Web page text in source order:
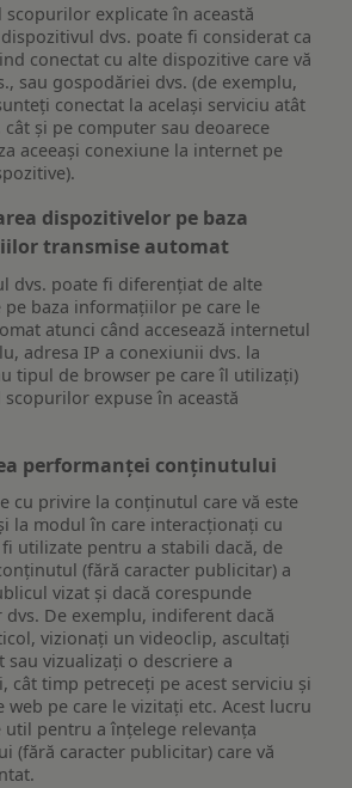
explicate în această
dvs. poate fi considerat ca
conectat cu alte dispozitive care vă
sau gospodăriei dvs. (de exemplu,
conectat la același serviciu atât
și pe computer sau deoarece
aceeași conexiune la internet pe
dispozitivelor pe baza
transmise automat
dvs. poate fi diferențiat de alte
pe baza informațiilor pe care le
atunci când accesează internetul
adresa IP a conexiunii dvs. la
tipul de browser pe care îl utilizați)
expuse în această
performanței conținutului
cu privire la conținutul care vă este
la modul în care interacționați cu
utilizate pentru a stabili dacă, de
(fără caracter publicitar) a
vizat și dacă corespunde
dvs. De exemplu, indiferent dacă
vizionați un videoclip, ascultați
sau vizualizați o descriere a
cât timp petreceți pe acest serviciu și
web pe care le vizitați etc. Acest lucru
util pentru a înțelege relevanța
(fără caracter publicitar) care vă